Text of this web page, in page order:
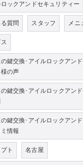
ックアンドセキュリティー
質問 スタッフ メニ
鍵交換･アイルロックアン
の声
鍵交換･アイルロックアン
鍵交換･アイルロックアン
情報
ト 名古屋